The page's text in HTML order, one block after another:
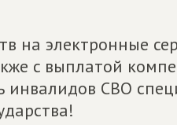
на электронные
c выплатой
инвалидов СВО